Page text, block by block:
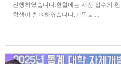
진행하였습니다.헌혈에는 사전 접수와
학생이 참여하였습니다.기독교 …